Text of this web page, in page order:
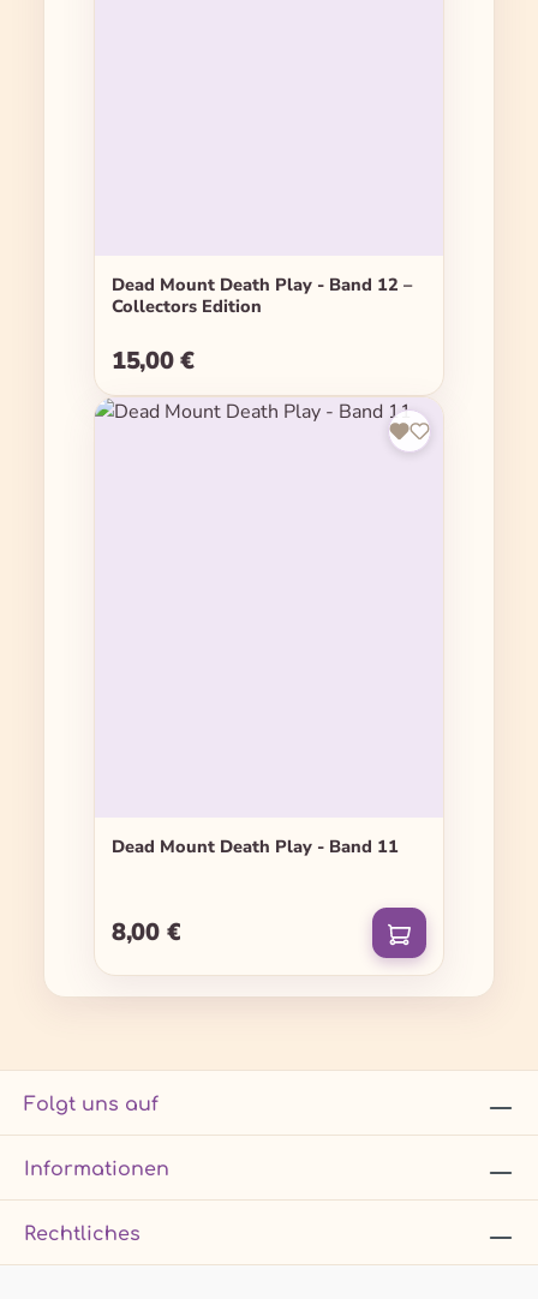
Dead Mount Death Play - Band 12 –
Collectors Edition
Regulärer Preis:
15,00 €
Dead Mount Death Play - Band 11
Regulärer Preis:
8,00 €
Folgt uns auf
Informationen
Rechtliches